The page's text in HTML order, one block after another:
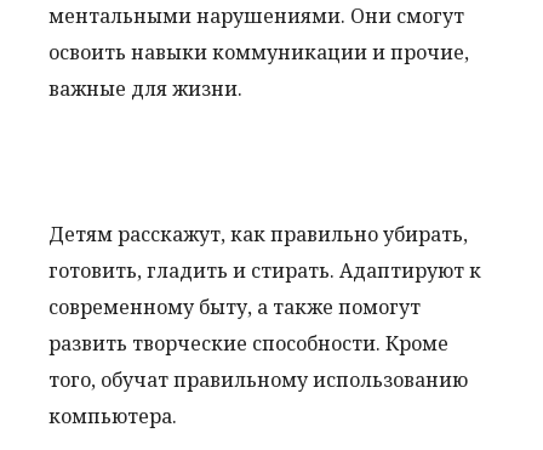
ментальными нарушениями. Они смогут
освоить навыки коммуникации и прочие,
важные для жизни.
Детям расскажут, как правильно убирать,
готовить, гладить и стирать. Адаптируют к
современному быту, а также помогут
развить творческие способности. Кроме
того, обучат правильному использованию
компьютера.